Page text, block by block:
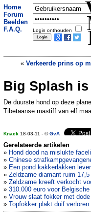
Home
Forum
Beelden
F.A.Q.
Login onthouden
« Verkeerde prins op
Big Splash
De duurste hond op deze
Tibetaanse mastiff van elf
Knack 18-03-11 - ©GvA
Gerelateerde artikelen
» Hond dood na mislukte
» Chinese
» Een pond kakkerlakken
» Zeldzame diamant ruim 17,5
» Zeldzame kreeft verkocht
» 310.000 euro voor
» Vrouw slaat fokker met
» Topfokker plakt duif